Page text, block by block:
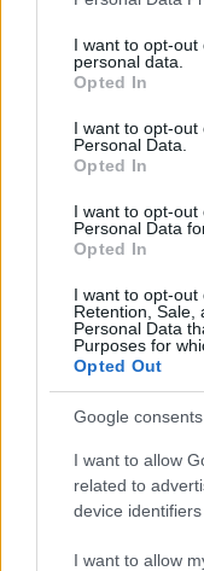
not limited to your
grant or deny
use your data for
consent section.
I want to opt-
personal data.
Opted In
I want to opt-out
Personal Data.
Opted In
I want to opt-
Personal Data
Opted In
I want to opt-out
Retention, Sale,
Personal Data
Purposes for
Opted Out
Google consents
I want to allow
related to
device identifiers
I want to allow
zenével.
PERL, VÁRADI
KOSÁRLABDA-